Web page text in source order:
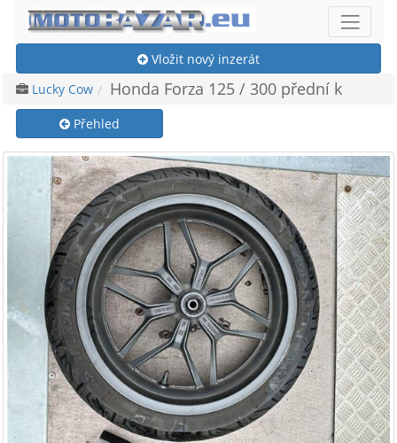
Vložit nový inzerát
Lucky Cow
Honda Forza 125 / 300 přední k
Přehled